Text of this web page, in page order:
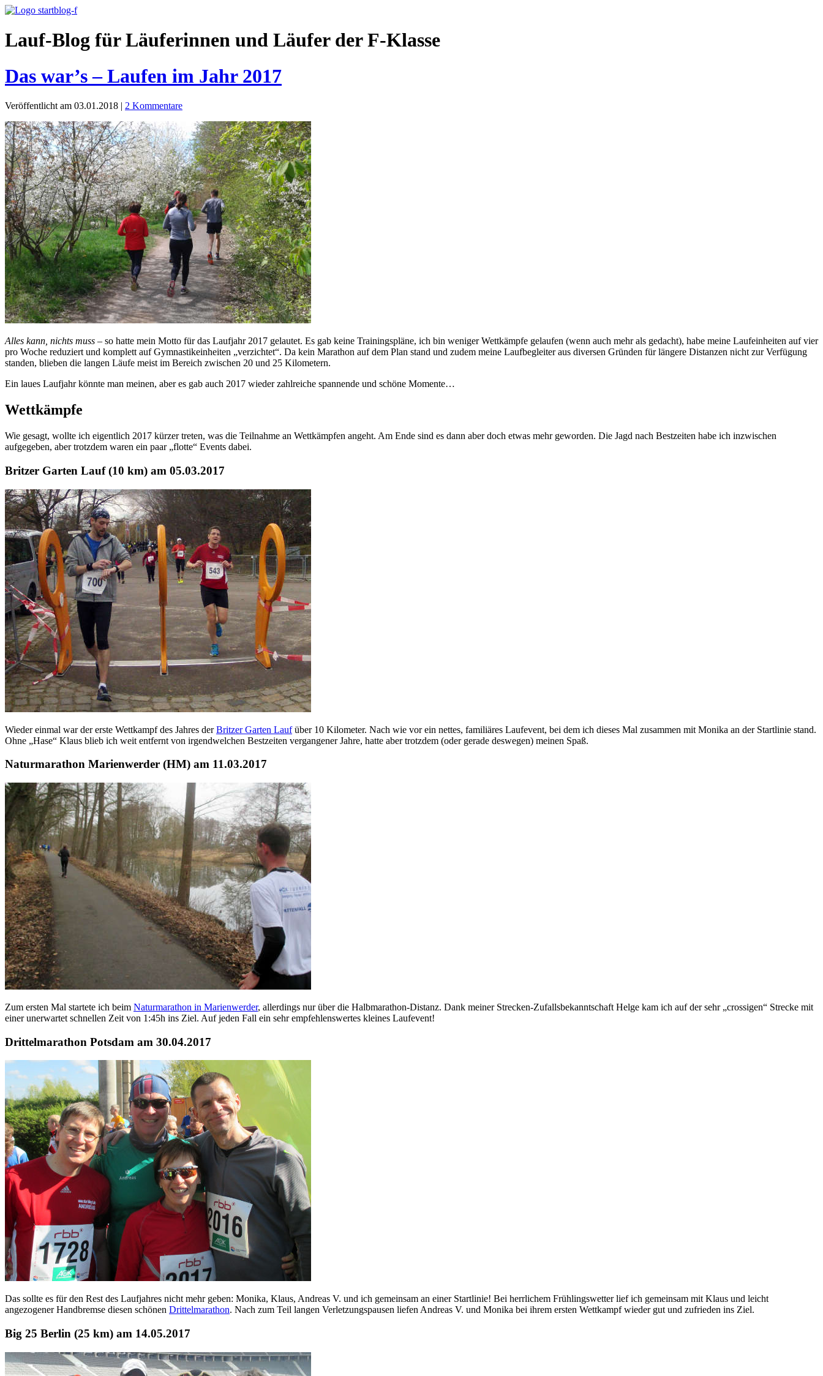
Lauf-Blog für Läuferinnen und Läufer der F-Klasse
Das war’s – Laufen im Jahr 2017
Veröffentlicht am 03.01.2018 | 2 Kommentare
Alles kann, nichts muss – so hatte mein Motto für das Laufjahr 2017 gelautet. Es gab keine Trainingspläne, ich bin weniger Wettkämpfe gelaufen (wenn auch mehr als gedacht), habe meine Laufeinheiten auf vier
pro Woche reduziert und komplett auf Gymnastikeinheiten „verzichtet“. Da kein Marathon auf dem Plan stand und zudem meine Laufbegleiter aus diversen Gründen für längere Distanzen nicht zur Verfügung
standen, blieben die langen Läufe meist im Bereich zwischen 20 und 25 Kilometern.
Ein laues Laufjahr könnte man meinen, aber es gab auch 2017 wieder zahlreiche spannende und schöne Momente…
Wettkämpfe
Wie gesagt, wollte ich eigentlich 2017 kürzer treten, was die Teilnahme an Wettkämpfen angeht. Am Ende sind es dann aber doch etwas mehr geworden. Die Jagd nach Bestzeiten habe ich inzwischen
aufgegeben, aber trotzdem waren ein paar „flotte“ Events dabei.
Britzer Garten Lauf (10 km) am 05.03.2017
Wieder einmal war der erste Wettkampf des Jahres derBritzer Garten Laufüber 10 Kilometer. Nach wie vor ein nettes, familiäres Laufevent, bei dem ich dieses Mal zusammen mit Monika an der Startlinie stand.
Ohne „Hase“ Klaus blieb ich weit entfernt von irgendwelchen Bestzeiten vergangener Jahre, hatte aber trotzdem (oder gerade deswegen) meinen Spaß.
Naturmarathon Marienwerder (HM) am 11.03.2017
Zum ersten Mal startete ich beim Naturmarathon in Marienwerder, allerdings nur über die Halbmarathon-Distanz. Dank meiner Strecken-Zufallsbekanntschaft Helge kam ich auf der sehr „crossigen“ Strecke mit
einer unerwartet schnellen Zeit von 1:45h ins Ziel. Auf jeden Fall ein sehr empfehlenswertes kleines Laufevent!
Drittelmarathon Potsdam am 30.04.2017
Das sollte es für den Rest des Laufjahres nicht mehr geben: Monika, Klaus, Andreas V. und ich gemeinsam an einer Startlinie! Bei herrlichem Frühlingswetter lief ich gemeinsam mit Klaus und leicht
angezogener Handbremse diesen schönen Drittelmarathon. Nach zum Teil langen Verletzungspausen liefen Andreas V. und Monika bei ihrem ersten Wettkampf wieder gut und zufrieden ins Ziel.
Big 25 Berlin (25 km) am 14.05.2017